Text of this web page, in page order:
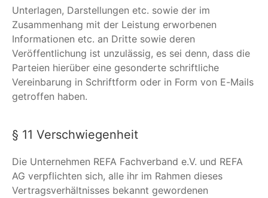
Unterlagen, Darstellungen etc. sowie der im
Zusammenhang mit der Leistung erworbenen
Informationen etc. an Dritte sowie deren
Veröffentlichung ist unzulässig, es sei denn, dass die
Parteien hierüber eine gesonderte schriftliche
Vereinbarung in Schriftform oder in Form von E-Mails
getroffen haben.
§ 11 Verschwiegenheit
Die Unternehmen REFA Fachverband e.V. und REFA
AG verpflichten sich, alle ihr im Rahmen dieses
Vertragsverhältnisses bekannt gewordenen